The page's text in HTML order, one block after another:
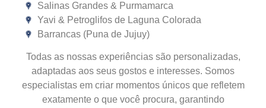
Salinas Grandes & Purmamarca
Yavi & Petroglifos de Laguna Colorada
Barrancas (Puna de Jujuy)
Todas as nossas experiências são personalizadas,
adaptadas aos seus gostos e interesses. Somos
especialistas em criar momentos únicos que refletem
exatamente o que você procura, garantindo